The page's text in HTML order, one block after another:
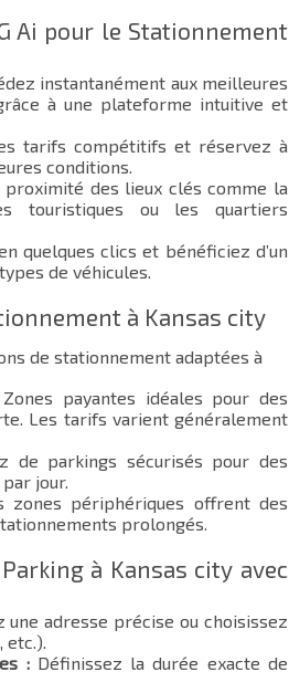
Ai pour le Stationnement
instantanément aux meilleures
à une plateforme intuitive et
tarifs compétitifs et réservez à
conditions.
proximité des lieux clés comme la
touristiques ou les quartiers
quelques clics et bénéficiez d’un
de véhicules.
à Kansas city
de stationnement adaptées à
Zones payantes idéales pour des
Les tarifs varient généralement
de parkings sécurisés pour des
jour.
zones périphériques offrent des
prolongés.
à Kansas city avec
une adresse précise ou choisissez
etc.).
:Définissez la durée exacte de